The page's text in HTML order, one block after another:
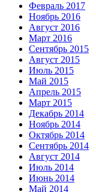
Февраль 2017
Ноябрь 2016
Август 2016
Март 2016
Сентябрь 2015
Август 2015
Июль 2015
Май 2015
Апрель 2015
Март 2015
Декабрь 2014
Ноябрь 2014
Октябрь 2014
Сентябрь 2014
Август 2014
Июль 2014
Июнь 2014
Май 2014